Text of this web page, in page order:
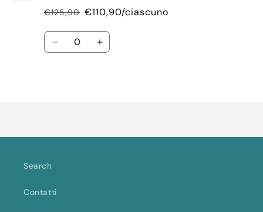
Prezzo
di
listino
€125,90
Prezzo
scontato
€110,90/ciascuno
Quantità
DiminuisciAumenta
Search
Contatti